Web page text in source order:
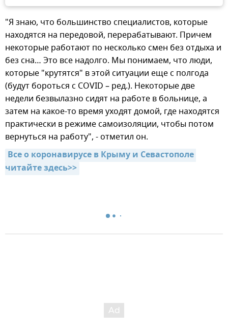
"Я знаю, что большинство специалистов, которые
находятся на передовой, перерабатывают. Причем
некоторые работают по несколько смен без отдыха и
без сна… Это все надолго. Мы понимаем, что люди,
которые "крутятся" в этой ситуации еще с полгода
(будут бороться с COVID – ред.). Некоторые две
недели безвылазно сидят на работе в больнице, а
затем на какое-то время уходят домой, где находятся
практически в режиме самоизоляции, чтобы потом
вернуться на работу", - отметил он.
Все о коронавирусе в Крыму и Севастополе
читайте здесь>>